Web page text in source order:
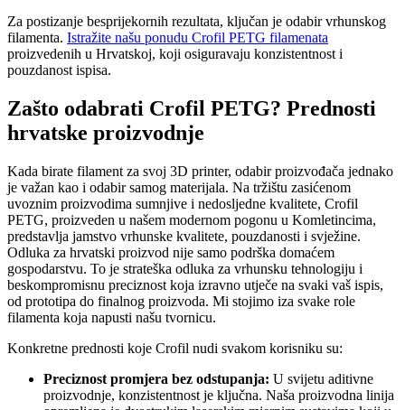
Za postizanje besprijekornih rezultata, ključan je odabir vrhunskog
filamenta. Istražite našu ponudu Crofil PETG filamenata
proizvedenih u Hrvatskoj, koji osiguravaju konzistentnost i
pouzdanost ispisa.
Zašto odabrati Crofil PETG? Prednosti
hrvatske proizvodnje
Kada birate filament za svoj 3D printer, odabir proizvođača jednako
je važan kao i odabir samog materijala. Na tržištu zasićenom
uvoznim proizvodima sumnjive i nedosljedne kvalitete, Crofil
PETG, proizveden u našem modernom pogonu u Komletincima,
predstavlja jamstvo vrhunske kvalitete, pouzdanosti i svježine.
Odluka za hrvatski proizvod nije samo podrška domaćem
gospodarstvu. To je strateška odluka za vrhunsku tehnologiju i
beskompromisnu preciznost koja izravno utječe na svaki vaš ispis,
od prototipa do finalnog proizvoda. Mi stojimo iza svake role
filamenta koja napusti našu tvornicu.
Konkretne prednosti koje Crofil nudi svakom korisniku su:
Preciznost promjera bez odstupanja: U svijetu aditivne
proizvodnje, konzistentnost je ključna. Naša proizvodna linija